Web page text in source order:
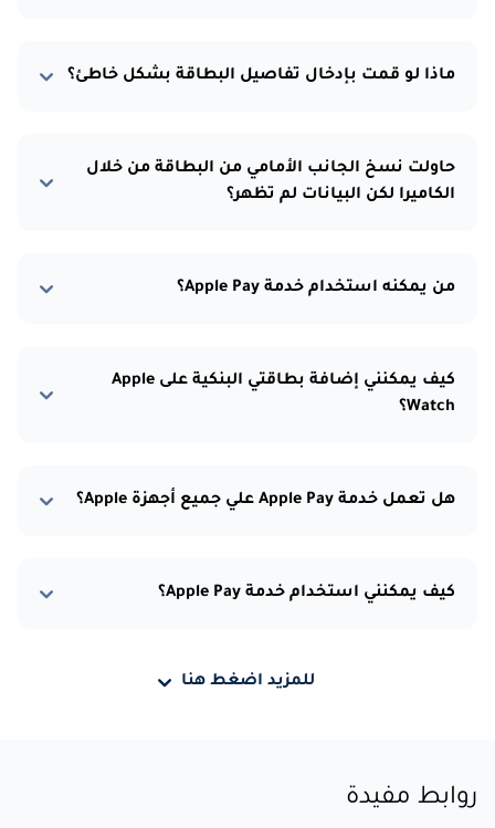
ماذا لو قمت بإدخال تفاصيل البطاقة بشكل خاطئ؟
حاولت نسخ الجانب الأمامي من البطاقة من خلال
الكاميرا لكن البيانات لم تظهر؟
من يمكنه استخدام خدمة Apple Pay؟
كيف يمكنني إضافة بطاقتي البنكية على Apple
Watch؟
هل تعمل خدمة Apple Pay علي جميع أجهزة Apple؟
كيف يمكنني استخدام خدمة Apple Pay؟
للمزيد اضغط هنا
روابط مفيدة